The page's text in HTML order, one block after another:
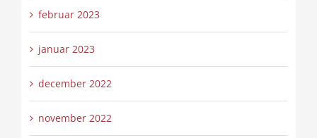
februar 2023
januar 2023
december 2022
november 2022